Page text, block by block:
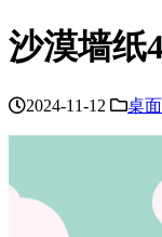
沙漠墙纸
2024-11-12 桌